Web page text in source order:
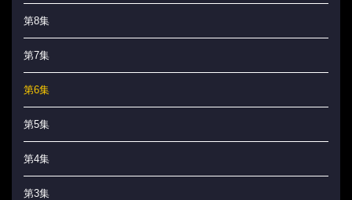
第8集
第7集
第6集
第5集
第4集
第3集